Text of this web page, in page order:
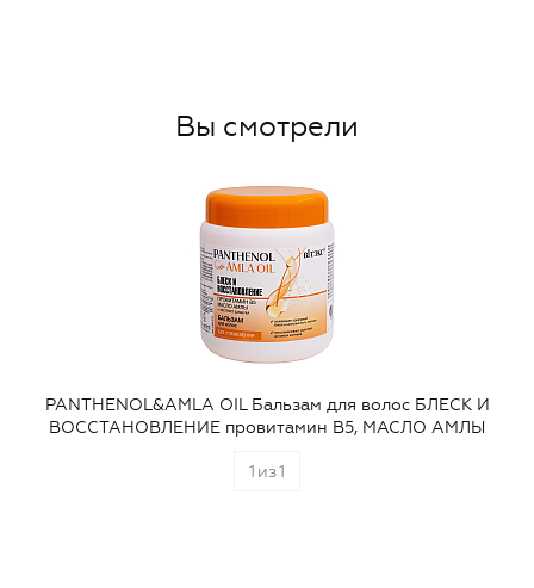
Вы смотрели
PANTHENOL&AMLA OIL Бальзам для волос БЛЕСК И
ВОССТАНОВЛЕНИЕ провитамин В5, МАСЛО АМЛЫ
1 из1